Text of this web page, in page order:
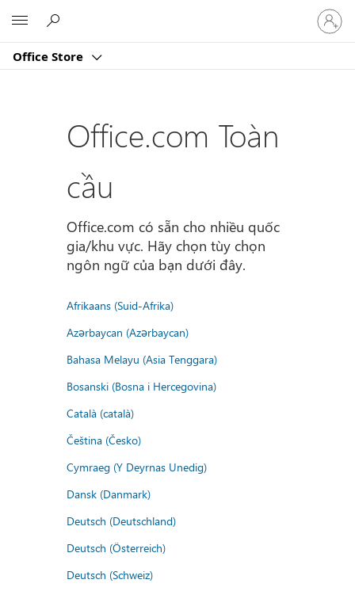
Office Store
Đăng
nhập
tài
của
Office.com Toàn
cầu
Office.com có sẵn cho nhiều quốc
gia/khu vực. Hãy chọn tùy chọn
ngôn ngữ của bạn dưới đây.
Afrikaans (Suid-Afrika)
Azərbaycan (Azərbaycan)
Bahasa Melayu (Asia Tenggara)
Bosanski (Bosna i Hercegovina)
Català (català)
Čeština (Česko)
Cymraeg (Y Deyrnas Unedig)
Dansk (Danmark)
Deutsch (Deutschland)
Deutsch (Österreich)
Deutsch (Schweiz)